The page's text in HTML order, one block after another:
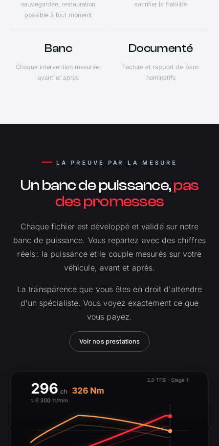
sauvegardée, restauration
possible à tout moment
sacrifier la fiabilité
Banc
Chaque intervention mesurée,
avant et après
Documenté
Facture et rapport de banc
nominatifs
LA PREUVE PAR LA MESURE
Un banc de puissance,pas
des promesses
Chaque fichier est développé et validé sur notre
banc de puissance. Vous repartez avec des chiffres
réels : la puissance et le couple mesurés sur votre
véhicule, avant et après.
La transparence que vous êtes en droit d'attendre
d'un spécialiste. Vous voyez exactement ce que
vous payez.
Voir nos prestations